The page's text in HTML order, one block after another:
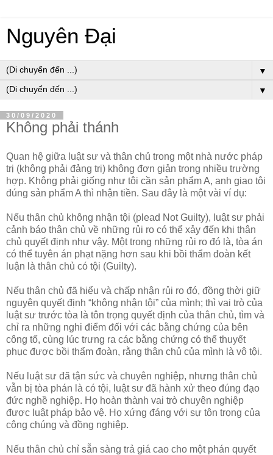
Nguyên Đại
▼
▼
30/09/2020
Không phải thánh
Quan hệ giữa luật sư và thân chủ trong một nhà nước pháp
trị (không phải đảng trị) không đơn giản trong nhiều trường
hợp. Không phải giống như tôi cần sản phẩm A, anh giao tôi
đúng sản phẩm A thì nhận tiền. Sau đây là một vài ví dụ:
Nếu thân chủ không nhận tội (plead Not Guilty), luật sư phải
cảnh báo thân chủ về những rủi ro có thể xảy đến khi thân
chủ quyết định như vậy. Một trong những rủi ro đó là, tòa án
có thể tuyên án phạt nặng hơn sau khi bồi thẩm đoàn kết
luận là thân chủ có tội (Guilty).
Nếu thân chủ đã hiểu và chấp nhận rủi ro đó, đồng thời giữ
nguyên quyết định “không nhận tội” của mình; thì vai trò của
luật sư trước tòa là tôn trọng quyết định của thân chủ, tìm và
chỉ ra những nghi điểm đối với các bằng chứng của bên
công tố, cùng lúc trưng ra các bằng chứng có thể thuyết
phục được bồi thẩm đoàn, rằng thân chủ của mình là vô tội.
Nếu luật sư đã tận sức và chuyên nghiệp, nhưng thân chủ
vẫn bị tòa phán là có tội, luật sư đã hành xử theo đúng đạo
đức nghề nghiệp. Họ hoàn thành vai trò chuyên nghiệp
được luật pháp bảo vệ. Họ xứng đáng với sự tôn trọng của
công chúng và đồng nghiệp.
Nếu thân chủ chỉ sẵn sàng trả giá cao cho một phán quyết